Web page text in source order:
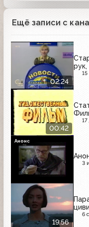
Ещё записи с
02:24
00:42
3
Анонс
19:56
6